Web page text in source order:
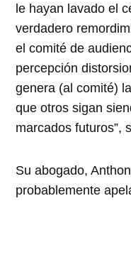
le hayan lavado el
verdadero
el comité de
percepción
genera (al comité)
que otros sigan
marcados futuros”,
Su abogado,
probablemente